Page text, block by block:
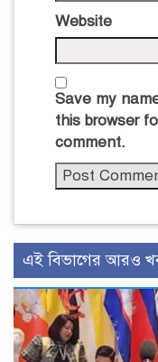
Website
Save my
this browser
comment.
এই বিভাগের আরও